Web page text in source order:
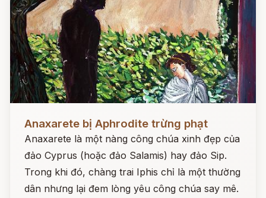
Anaxarete bị Aphrodite trừng phạt
Anaxarete là một nàng công chúa xinh đẹp của
đảo Cyprus (hoặc đảo Salamis) hay đảo Sip.
Trong khi đó, chàng trai Iphis chỉ là một thường
dân nhưng lại đem lòng yêu công chúa say mê.